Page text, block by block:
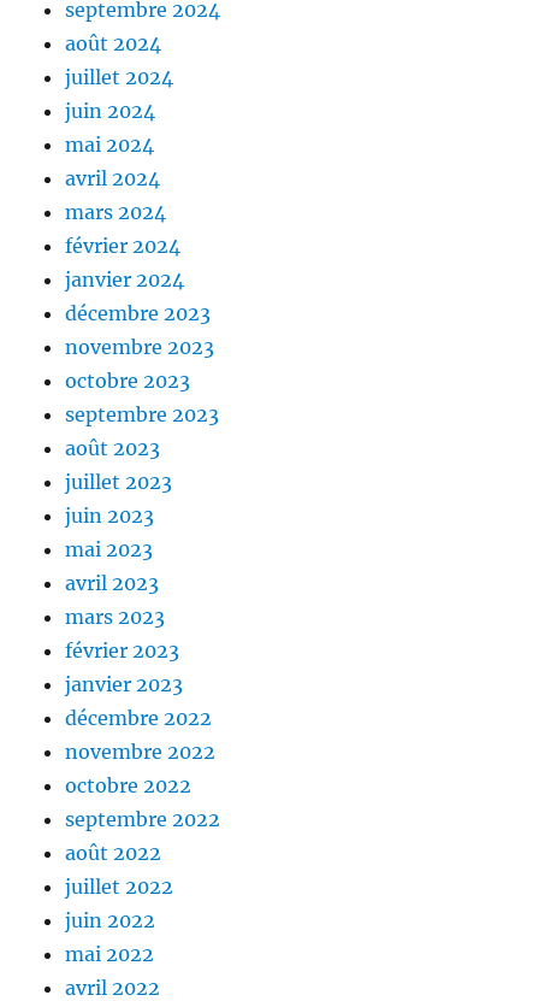
septembre 2024
août 2024
juillet 2024
juin 2024
mai 2024
avril 2024
mars 2024
février 2024
janvier 2024
décembre 2023
novembre 2023
octobre 2023
septembre 2023
août 2023
juillet 2023
juin 2023
mai 2023
avril 2023
mars 2023
février 2023
janvier 2023
décembre 2022
novembre 2022
octobre 2022
septembre 2022
août 2022
juillet 2022
juin 2022
mai 2022
avril 2022